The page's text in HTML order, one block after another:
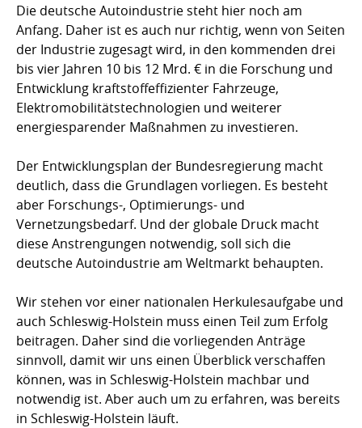
Die deutsche Autoindustrie steht hier noch am
Anfang. Daher ist es auch nur richtig, wenn von Seiten
der Industrie zugesagt wird, in den kommenden drei
bis vier Jahren 10 bis 12 Mrd. € in die Forschung und
Entwicklung kraftstoffeffizienter Fahrzeuge,
Elektromobilitätstechnologien und weiterer
energiesparender Maßnahmen zu investieren.
Der Entwicklungsplan der Bundesregierung macht
deutlich, dass die Grundlagen vorliegen. Es besteht
aber Forschungs-, Optimierungs- und
Vernetzungsbedarf. Und der globale Druck macht
diese Anstrengungen notwendig, soll sich die
deutsche Autoindustrie am Weltmarkt behaupten.
Wir stehen vor einer nationalen Herkulesaufgabe und
auch Schleswig-Holstein muss einen Teil zum Erfolg
beitragen. Daher sind die vorliegenden Anträge
sinnvoll, damit wir uns einen Überblick verschaffen
können, was in Schleswig-Holstein machbar und
notwendig ist. Aber auch um zu erfahren, was bereits
in Schleswig-Holstein läuft.